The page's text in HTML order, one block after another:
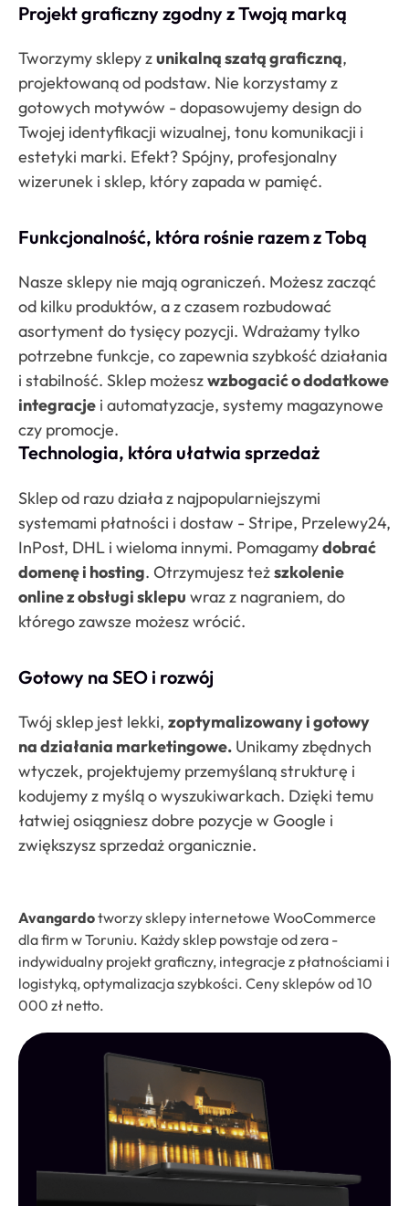
Projekt graficzny zgodny z Twoją marką
Tworzymy sklepy zunikalną szatą graficzną,
projektowaną od podstaw. Nie korzystamy z
gotowych motywów - dopasowujemy design do
Twojej identyfikacji wizualnej, tonu komunikacji i
estetyki marki. Efekt? Spójny, profesjonalny
wizerunek i sklep, który zapada w pamięć.
Funkcjonalność, która rośnie razem z Tobą
Nasze sklepy nie mają ograniczeń. Możesz zacząć
od kilku produktów, a z czasem rozbudować
asortyment do tysięcy pozycji. Wdrażamy tylko
potrzebne funkcje, co zapewnia szybkość działania
i stabilność. Sklep możeszwzbogacić o dodatkowe
integracje i automatyzacje, systemy magazynowe
czy promocje.
Technologia, która ułatwia sprzedaż
Sklep od razu działa z najpopularniejszymi
systemami płatności i dostaw - Stripe, Przelewy24,
InPost, DHL i wieloma innymi. Pomagamydobrać
domenę i hosting. Otrzymujesz teższkolenie
online z obsługi sklepu wraz z nagraniem, do
którego zawsze możesz wrócić.
Gotowy na SEO i rozwój
Twój sklep jest lekki, zoptymalizowany i gotowy
na działania marketingowe. Unikamy zbędnych
wtyczek, projektujemy przemyślaną strukturę i
kodujemy z myślą o wyszukiwarkach. Dzięki temu
łatwiej osiągniesz dobre pozycje w Google i
zwiększysz sprzedaż organicznie.
Avangardotworzy sklepy internetowe WooCommerce
dla firm w Toruniu. Każdy sklep powstaje od zera -
indywidualny projekt graficzny, integracje z płatnościami i
logistyką, optymalizacja szybkości. Ceny sklepów od 10
000 zł netto.